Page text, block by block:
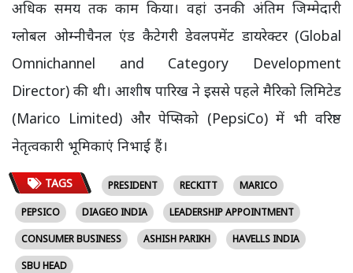
अधिक समय तक काम किया। वहां उनकी अंतिम जिम्मेदारी
ग्लोबल ओम्नीचैनल एंड कैटेगरी डेवलपमेंट डायरेक्टर (Global
Omnichannel and Category Development
Director) की थी। आशीष पारिख ने इससे पहले मैरिको लिमिटेड
(Marico Limited) और पेप्सिको (PepsiCo) में भी वरिष्ठ
नेतृत्वकारी भूमिकाएं निभाई हैं।
TAGS PRESIDENT RECKITT
MARICO
PEPSICO
DIAGEO INDIA
LEADERSHIP APPOINTMENT
CONSUMER BUSINESS
ASHISH PARIKH
HAVELLS INDIA
SBU HEAD